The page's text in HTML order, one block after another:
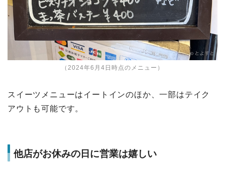
（2024年6月4日時点のメニュー）
スイーツメニューはイートインのほか、一部はテイク
アウトも可能です。
他店がお休みの日に営業は嬉しい